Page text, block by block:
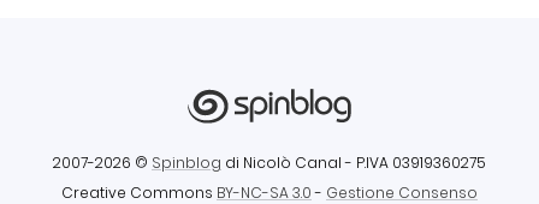
2007-2026 © Spinblog di Nicolò Canal - P.IVA 03919360275
Creative Commons BY-NC-SA 3.0- Gestione Consenso